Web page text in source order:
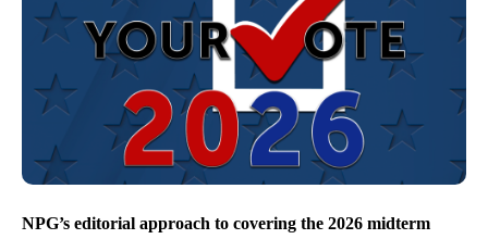
NPG’s editorial approach to covering the 2026 midterm